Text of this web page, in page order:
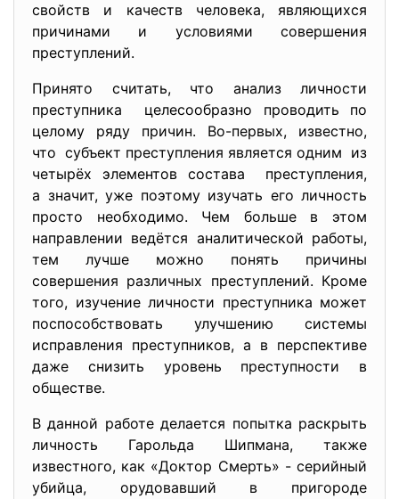
свойств и качеств человека, являющихся
причинами и условиями совершения
преступлений.
Принято считать, что анализ личности
преступника целесообразно проводить по
целому ряду причин. Во-первых, известно,
что субъект преступления является одним из
четырёх элементов состава преступления,
а значит, уже поэтому изучать его личность
просто необходимо. Чем больше в этом
направлении ведётся аналитической работы,
тем лучше можно понять причины
совершения различных преступлений. Кроме
того, изучение личности преступника может
поспособствовать улучшению системы
исправления преступников, а в перспективе
даже снизить уровень преступности в
обществе.
В данной работе делается попытка раскрыть
личность Гарольда Шипмана, также
известного, как «Доктор Смерть» - серийный
убийца, орудовавший в пригороде